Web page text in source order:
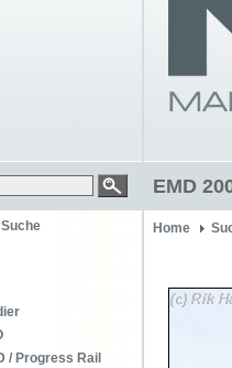
EMD
/ Progress Rail
Home